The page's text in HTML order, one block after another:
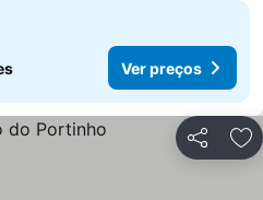
Ver preços
Partilhar